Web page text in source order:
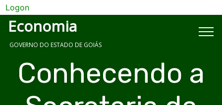
Logon
Economia
GOVERNO DO ESTADO DE GOIÁS
Conhecendo a